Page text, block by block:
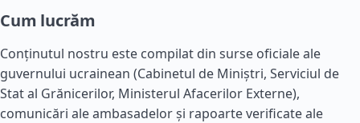
Cum lucrăm
Conținutul nostru este compilat din surse oficiale ale
guvernului ucrainean (Cabinetul de Miniștri, Serviciul de
Stat al Grănicerilor, Ministerul Afacerilor Externe),
comunicări ale ambasadelor și rapoarte verificate ale